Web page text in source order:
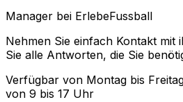
Manager bei ErlebeFussball
Nehmen Sie einfach Kontakt mit
Sie alle Antworten, die Sie
Verfügbar von Montag bis
von 9 bis 17 Uhr